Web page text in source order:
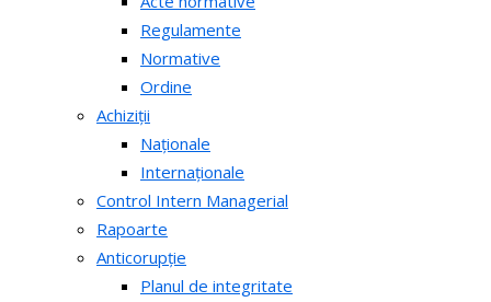
Regulamente
Normative
Ordine
Achiziții
Naționale
Internaționale
Control Intern Managerial
Rapoarte
Anticorupție
Planul de integritate